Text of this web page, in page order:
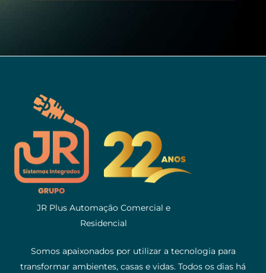
JR Plus Automação Comercial e
Residencial
Somos apaixonados por utilizar a tecnologia para
transformar ambientes, casas e vidas. Todos os dias há